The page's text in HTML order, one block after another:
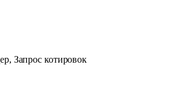
, Запрос котировок